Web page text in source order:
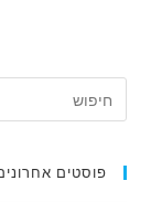
פוסטים